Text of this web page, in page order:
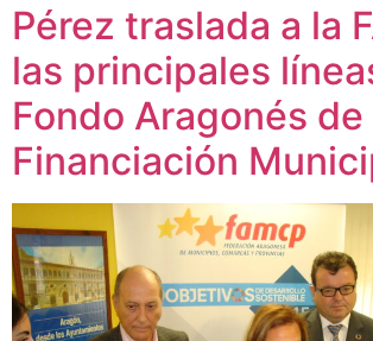
Pérez traslada a la
las principales
Fondo Aragonés de
Financiación